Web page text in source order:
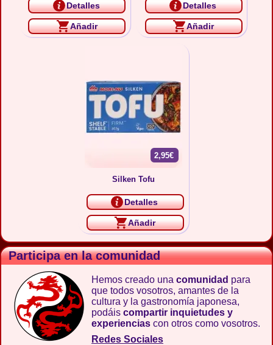
Detalles
Añadir
Detalles
Añadir
2,95€
Silken Tofu
Detalles
Añadir
Participa en la comunidad
Hemos creado una comunidad para
que todos vosotros, amantes de la
cultura y la gastronomía japonesa,
podáis compartir inquietudes y
experiencias con otros como vosotros.
Redes Sociales